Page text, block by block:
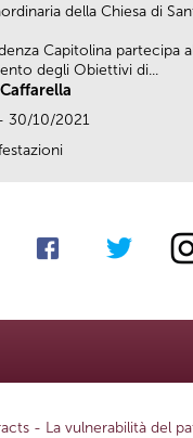
della Chiesa di
Capitolina partecipa
degli Obiettivi di...
30/10/2021
- La vulnerabilità del